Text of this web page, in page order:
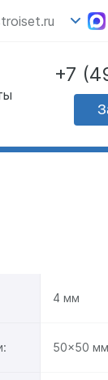
+7
4 мм
50x50 мм